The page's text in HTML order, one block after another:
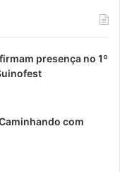
presença no 1º
com